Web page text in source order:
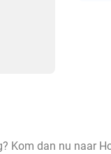
Kom dan nu naar